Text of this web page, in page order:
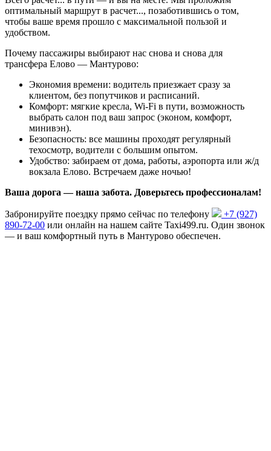
оптимальный маршрут в расчет..., позаботившись о том,
чтобы ваше время прошло с максимальной пользой и
удобством.
Почему пассажиры выбирают нас снова и снова для
трансфера Елово — Мантурово:
Экономия времени: водитель приезжает сразу за
клиентом, без попутчиков и расписаний.
Комфорт: мягкие кресла, Wi-Fi в пути, возможность
выбрать салон под ваш запрос (эконом, комфорт,
минивэн).
Безопасность: все машины проходят регулярный
техосмотр, водители с большим опытом.
Удобство: забираем от дома, работы, аэропорта или ж/д
вокзала Елово. Встречаем даже ночью!
Ваша дорога — наша забота. Доверьтесь профессионалам!
Забронируйте поездку прямо сейчас по телефону
+7 (927)
890-72-00 или онлайн на нашем сайте Taxi499.ru. Один звонок
— и ваш комфортный путь в Мантурово обеспечен.